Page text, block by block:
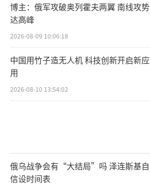
博主：俄军攻破奥列霍夫两翼 南线攻势
达高峰
2026-08-09 10:06:18
中国用竹子造无人机 科技创新开启新应
用
2026-08-10 13:54:02
俄乌战争会有“大结局”吗 泽连斯基自
信设时间表